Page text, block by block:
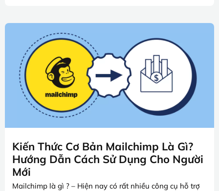
Kiến Thức Cơ Bản Mailchimp Là Gì?
Hướng Dẫn Cách Sử Dụng Cho Người
Mới
Mailchimp là gì ? – Hiện nay có rất nhiều công cụ hỗ trợ